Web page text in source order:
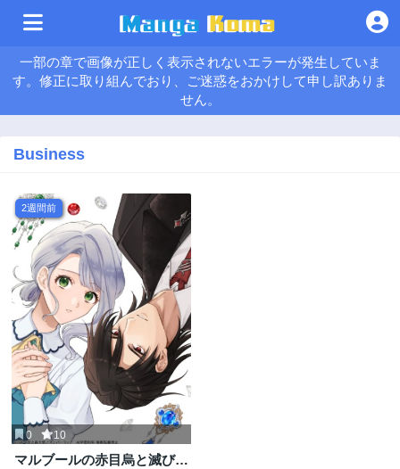
一部の章で画像が正しく表示されないエラーが発生していま
す。修正に取り組んでおり、ご迷惑をおかけして申し訳ありま
せん。
Business
2週間前
0 10
マルブールの赤目烏と滅びの